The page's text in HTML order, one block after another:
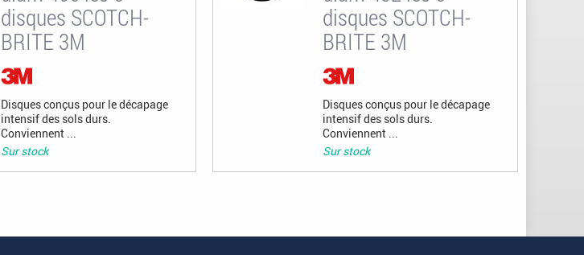
disques SCOTCH-
BRITE 3M
Disques conçus pour le décapage
intensif des sols durs.
Conviennent ...
Sur stock
disques SCOTCH-
BRITE 3M
Disques conçus pour le décapage
intensif des sols durs.
Conviennent ...
Sur stock